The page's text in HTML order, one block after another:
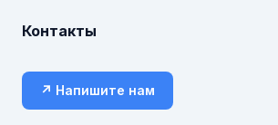
Контакты
↗ Напишите нам